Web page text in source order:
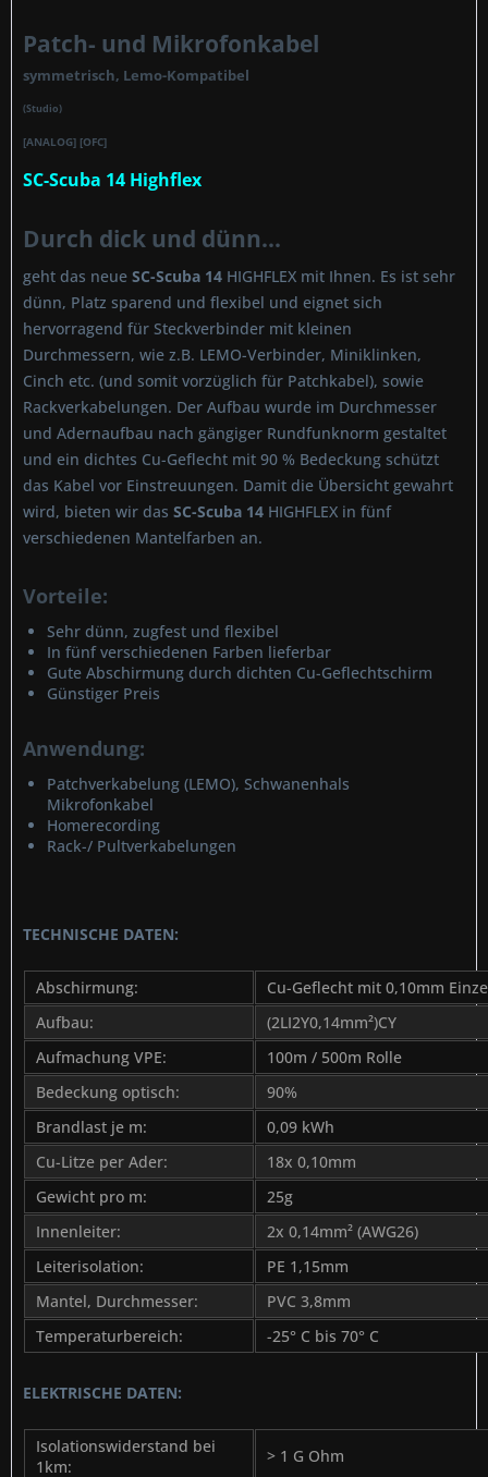
Patch- und Mikrofonkabel
symmetrisch, Lemo-Kompatibel
(Studio)
[ANALOG] [OFC]
SC-Scuba 14 Highflex
Durch dick und dünn...
geht das neue SC-Scuba 14 HIGHFLEX mit Ihnen. Es ist sehr
dünn, Platz sparend und flexibel und eignet sich
hervorragend für Steckverbinder mit kleinen
Durchmessern, wie z.B. LEMO-Verbinder, Miniklinken,
Cinch etc. (und somit vorzüglich für Patchkabel), sowie
Rackverkabelungen. Der Aufbau wurde im Durchmesser
und Adernaufbau nach gängiger Rundfunknorm gestaltet
und ein dichtes Cu-Geflecht mit 90 % Bedeckung schützt
das Kabel vor Einstreuungen. Damit die Übersicht gewahrt
wird, bieten wir das SC-Scuba 14 HIGHFLEX in fünf
verschiedenen Mantelfarben an.
Vorteile:
Sehr dünn, zugfest und flexibel
In fünf verschiedenen Farben lieferbar
Gute Abschirmung durch dichten Cu-Geflechtschirm
Günstiger Preis
Anwendung:
Patchverkabelung (LEMO), Schwanenhals
Mikrofonkabel
Homerecording
Rack-/ Pultverkabelungen
TECHNISCHE DATEN:
Abschirmung:
Cu-Geflecht mit 0,10mm
Aufbau:
(2LI2Y0,14mm²)CY
Aufmachung VPE:
100m / 500m Rolle
Bedeckung optisch:
90%
Brandlast je m:
0,09 kWh
Cu-Litze per Ader:
18x 0,10mm
Gewicht pro m:
25g
Innenleiter:
2x 0,14mm² (AWG26)
Leiterisolation:
PE 1,15mm
Mantel, Durchmesser:
PVC 3,8mm
Temperaturbereich:
-25° C bis 70° C
ELEKTRISCHE DATEN:
Isolationswiderstand bei
1km:
> 1 G Ohm